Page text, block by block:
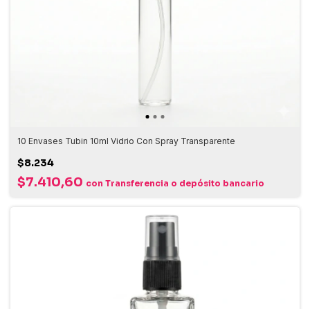
10 Envases Tubin 10ml Vidrio Con Spray Transparente
$8.234
$7.410,60 con Transferencia o depósito bancario